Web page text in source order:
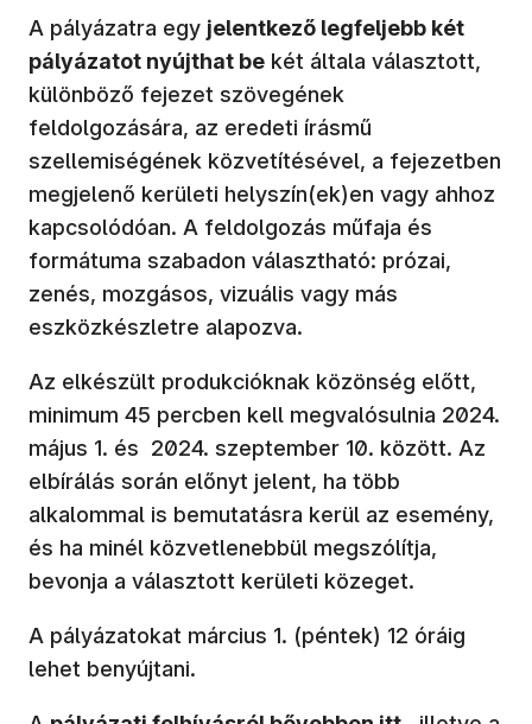
A pályázatra egy jelentkező legfeljebb két
pályázatot nyújthat be két általa választott,
különböző fejezet szövegének
feldolgozására, az eredeti írásmű
szellemiségének közvetítésével, a fejezetben
megjelenő kerületi helyszín(ek)en vagy ahhoz
kapcsolódóan. A feldolgozás műfaja és
formátuma szabadon választható: prózai,
zenés, mozgásos, vizuális vagy más
eszközkészletre alapozva.
Az elkészült produkcióknak közönség előtt,
minimum 45 percben kell megvalósulnia 2024.
május 1. és 2024. szeptember 10. között. Az
elbírálás során előnyt jelent, ha több
alkalommal is bemutatásra kerül az esemény,
és ha minél közvetlenebbül megszólítja,
bevonja a választott kerületi közeget.
A pályázatokat március 1. (péntek) 12 óráig
lehet benyújtani.